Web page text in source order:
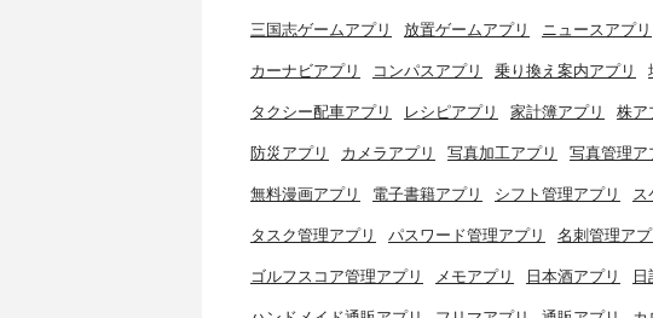
三国志ゲームアプリ 放置ゲームアプリ ニュースアプリ
カーナビアプリ コンパスアプリ 乗り換え案内アプリ
タクシー配車アプリ レシピアプリ 家計簿アプリ 株ア
防災アプリ カメラアプリ 写真加工アプリ 写真管理ア
無料漫画アプリ 電子書籍アプリ シフト管理アプリ ス
タスク管理アプリ パスワード管理アプリ 名刺管理アプ
ゴルフスコア管理アプリ メモアプリ 日本酒アプリ